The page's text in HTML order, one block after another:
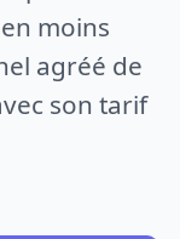
moins
agréé de
son tarif